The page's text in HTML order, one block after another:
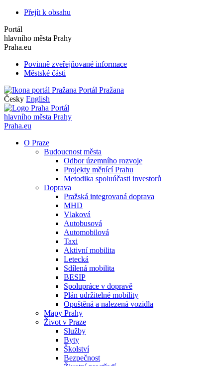
Přejít k obsahu
Portál
hlavního města Prahy
Praha.eu
Povinně zveřejňované informace
Městské části
Portál Pražana
Česky English
Portál
hlavního města Prahy
Praha.eu
O Praze
Budoucnost města
Odbor územního rozvoje
Projekty měnící Prahu
Metodika spoluúčasti investorů
Doprava
Pražská integrovaná doprava
MHD
Vlaková
Autobusová
Automobilová
Taxi
Aktivní mobilita
Letecká
Sdílená mobilita
BESIP
Spolupráce v dopravě
Plán udržitelné mobility
Opuštěná a nalezená vozidla
Mapy Prahy
Život v Praze
Služby
Byty
Školství
Bezpečnost